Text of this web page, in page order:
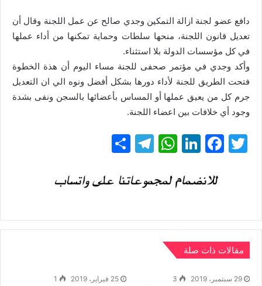
دافع عضو لجنة ازالة التمكين وجدي صالح عن عمل اللجنة وقال أن
‏تعديل قانون اللجنة، منحها سلطات وحماية تمكنها من أداء عملها
في كل مؤسسات الدولة بلا استثناء.
وأكد وجدي في مؤتمر صحفى للجنة مساء اليوم أن هذة الخطوة
فتحت الطريق للجنة لأداء دورها بشكل أفضل ونوه الي ان ‏التعديل
جرم كل من يعيق عملها أو المساس بأعضائها بالسجن ونفى بشدة
وجود أي خلافات بين اعضاء اللجنة.
T
itt
F
c
b
o
o
k
Li
k
dI
n
W
at
A
p
T
e
a
m
ر
مقالات ذات صلة
29 سبتمبر، 2019 3 25 فبراير، 2019 1